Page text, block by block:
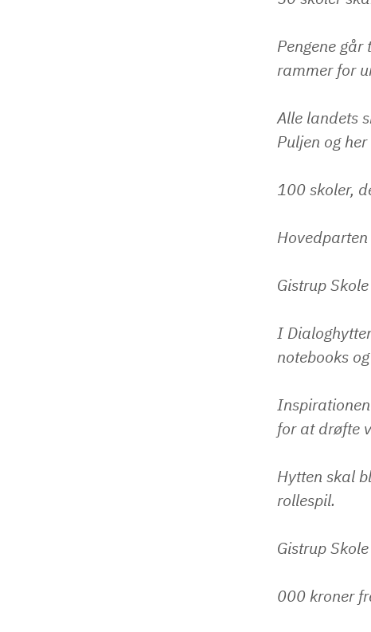
Pengene
rammer for
Alle landets
Puljen og
100 skoler,
Gistrup
I
notebooks
for at drøfte
Hytten skal
rollespil.
Gistrup
000 kroner